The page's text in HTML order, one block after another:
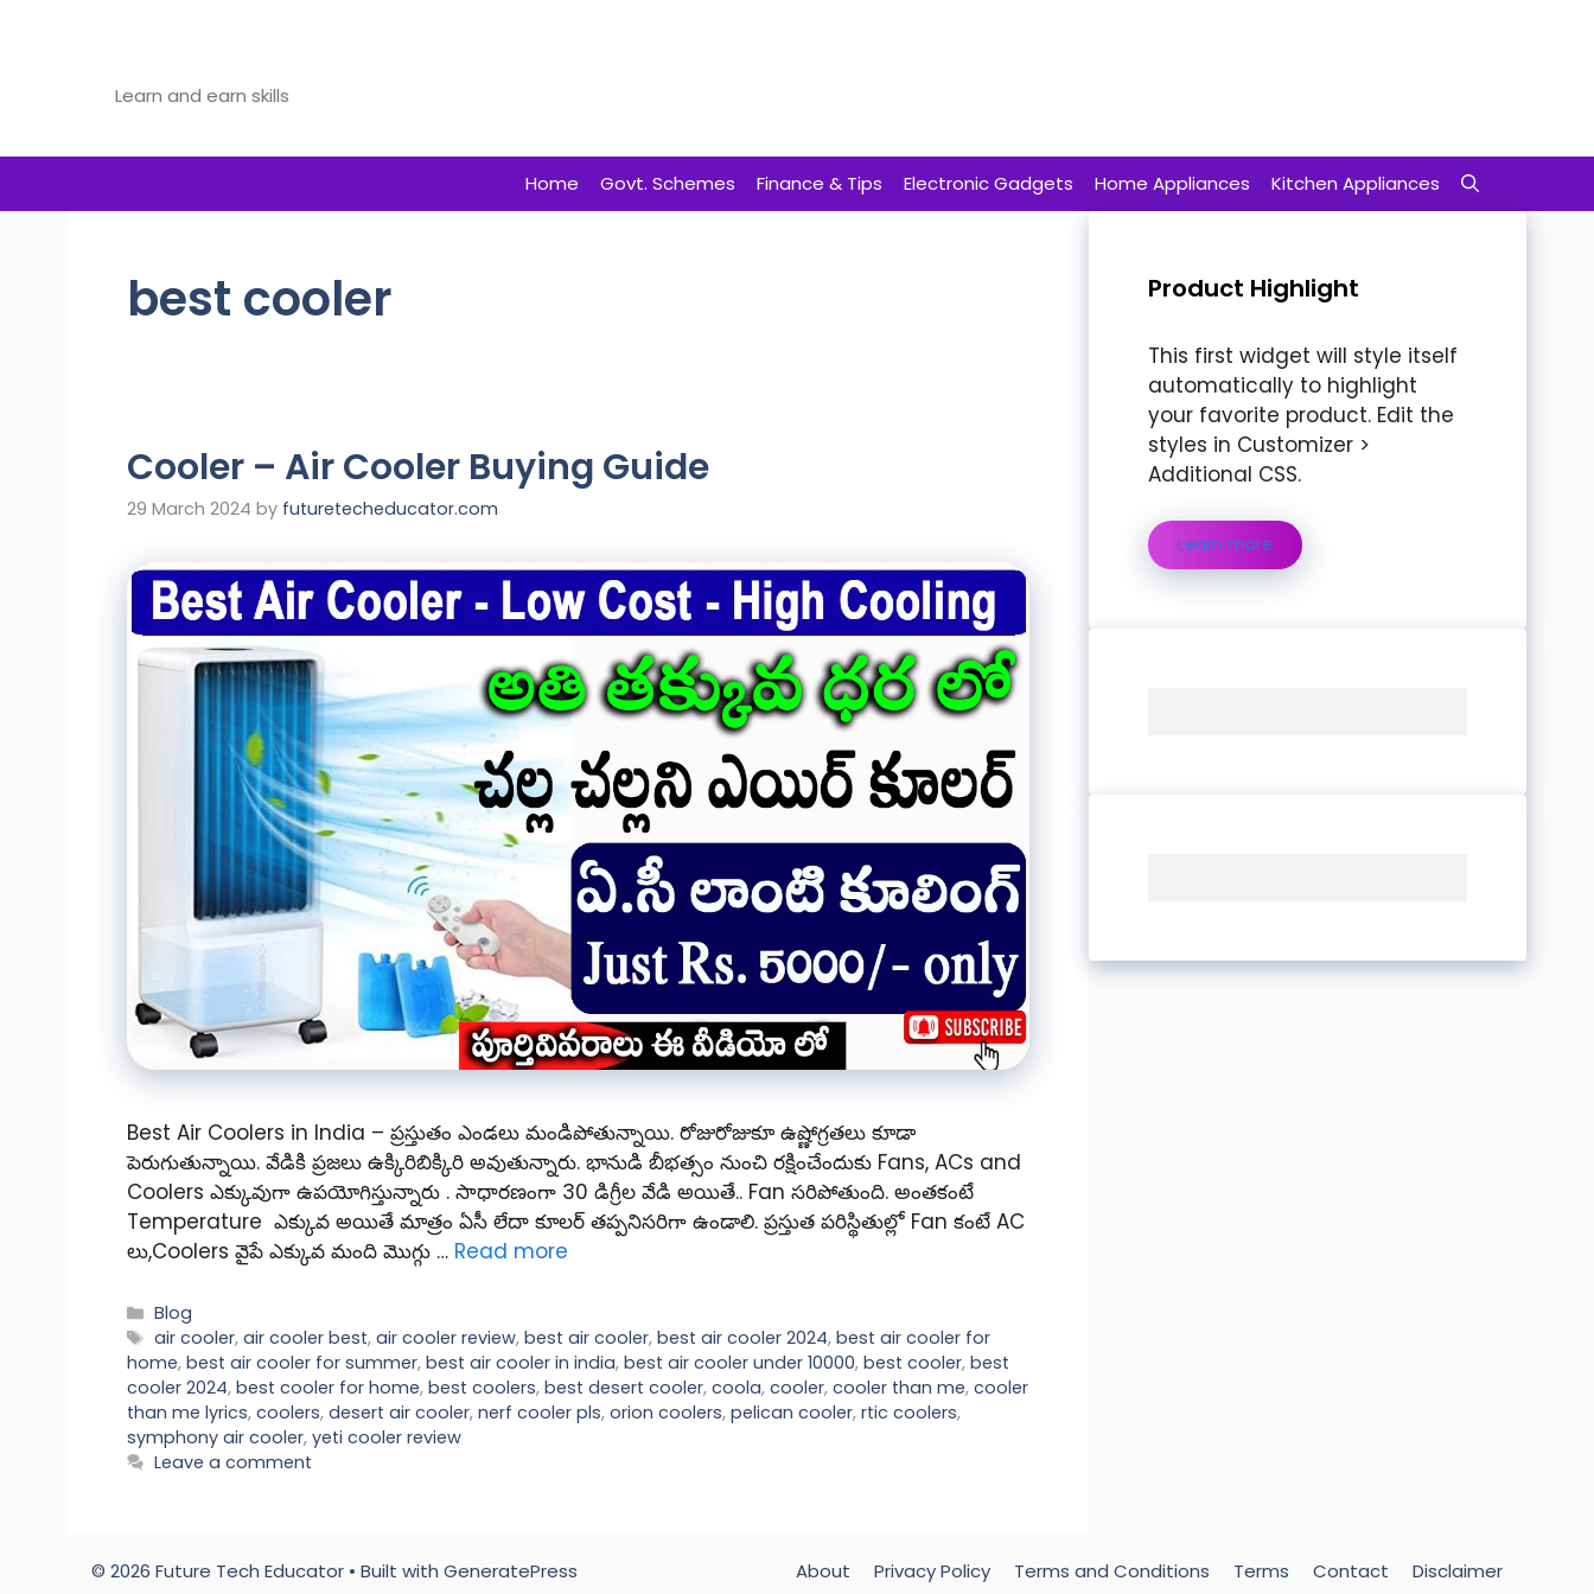
Learn and earn skills
Home Govt. Schemes Finance & Tips Electronic Gadgets Home Appliances Kitchen Appliances
best cooler
Cooler – Air Cooler Buying Guide
29 March 2024 by futuretecheducator.com
Best Air Coolers in India – ప్రస్తుతం ఎండలు మండిపోతున్నాయి. రోజురోజుకూ ఉష్ణోగ్రతలు కూడా
పెరుగుతున్నాయి. వేడికి ప్రజలు ఉక్కిరిబిక్కిరి అవుతున్నారు. భానుడి బీభత్సం నుంచి రక్షించేందుకు Fans, ACs and
Coolers ఎక్కువుగా ఉపయోగిస్తున్నారు . సాధారణంగా 30 డిగ్రీల వేడి అయితే.. Fan సరిపోతుంది. అంతకంటే
Temperature ఎక్కువ అయితే మాత్రం ఏసీ లేదా కూలర్ తప్పనిసరిగా ఉండాలి. ప్రస్తుత పరిస్థితుల్లో Fan కంటే AC
లు,Coolers వైపే ఎక్కువ మంది మొగ్గు … Read more
Categories
Blog
Tags
air cooler,air cooler best,air cooler review,best air cooler,best air cooler 2024,best air cooler for
home, best air cooler for summer, best air cooler in india, best air cooler under 10000, best cooler, best
cooler 2024, best cooler for home, best coolers, best desert cooler, coola, cooler, cooler than me, cooler
than me lyrics, coolers, desert air cooler, nerf cooler pls, orion coolers, pelican cooler, rtic coolers,
symphony air cooler, yeti cooler review
Leave a comment
Product Highlight
This first widget will style itself
automatically to highlight
your favorite product. Edit the
styles in Customizer >
Additional CSS.
Learn more
About Privacy Policy Terms and Conditions Terms Contact Disclaimer
© 2026 Future Tech Educator • Built with GeneratePress